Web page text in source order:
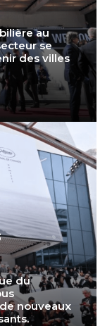
au
se
des villes
du
nouveaux